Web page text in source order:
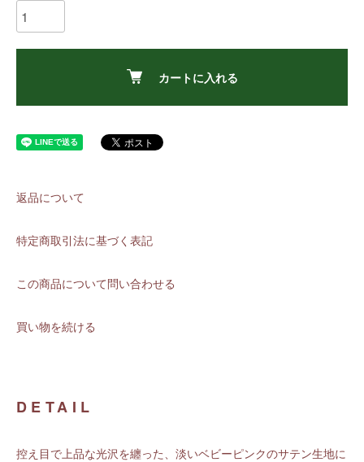
カートに入れる
返品について
特定商取引法に基づく表記
この商品について問い合わせる
買い物を続ける
DETAIL
控え目で上品な光沢を纏った、淡いベビーピンクのサテン生地に